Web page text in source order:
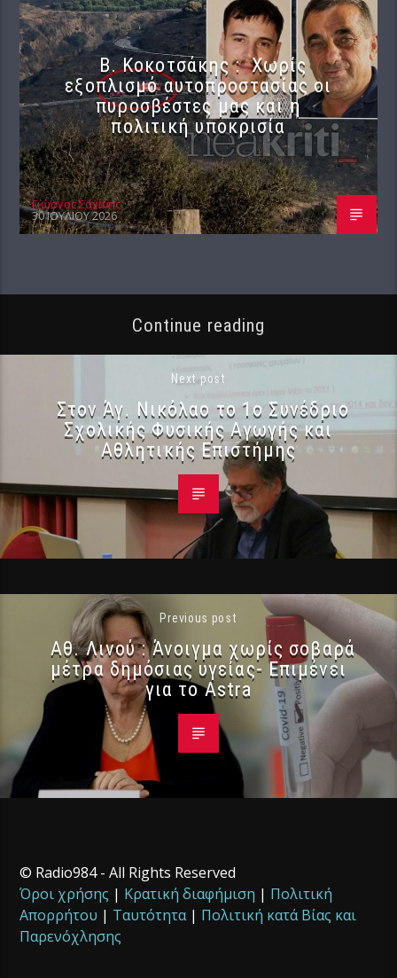
Β. Κοκοτσάκης : Χωρίς
εξοπλισμό αυτοπροστασίας οι
πυροσβέστες μας και η
πολιτική υποκρισία
Γιώργος Σαχίνης
30 ΙΟΥΛΊΟΥ 2026
Continue reading
Next post
Στον Άγ. Νικόλαο το 1ο Συνέδριο
Σχολικής Φυσικής Αγωγής και
Αθλητικής Επιστήμης
Previous post
Αθ. Λινού : Άνοιγμα χωρίς σοβαρά
μέτρα δημόσιας υγείας- Επιμένει
για το Astra
© Radio984 - All Rights Reserved
Όροι χρήσης | Κρατική διαφήμιση | Πολιτική
Απορρήτου | Ταυτότητα| Πολιτική κατά Βίας και
Παρενόχλησης